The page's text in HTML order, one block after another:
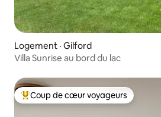
Logement · Gilford
Villa Sunrise au bord du lac
Coup de cœur voyageurs parmi les
Coup de cœur voyageurs